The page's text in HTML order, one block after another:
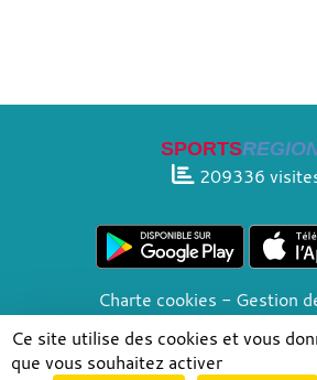
SPORTS
209336
Charte cookies
Gestion
Informations légales
Signaler un
Ce site utilise des cookies et vous
que vous souhaitez activer